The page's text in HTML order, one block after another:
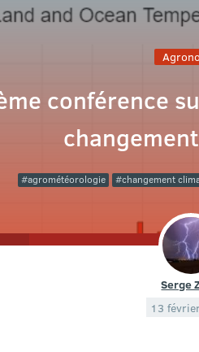
conférence
agrométéorologie changement
Serge
13